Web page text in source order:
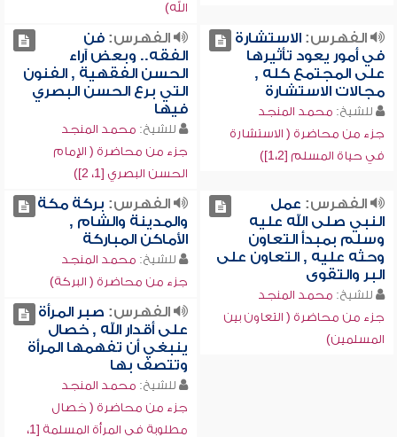
الله)
الفهرس:الاستشارة
في أمور يعود تأثيرها
على المجتمع كله ,
مجالات الاستشارة
للشيخ: محمد المنجد
جزء من محاضرة ( الاستشارة
في حياة المسلم [1،2])
الفهرس:فن
الفقه.. وبعض آراء
الحسن الفقهية , الفنون
التي برع الحسن البصري
فيها
للشيخ: محمد المنجد
جزء من محاضرة ( الإمام
الحسن البصري [1، 2])
الفهرس: عمل
النبي صلى الله عليه
وسلم بمبدأ التعاون
وحثه عليه , التعاون على
البر والتقوى
للشيخ: محمد المنجد
جزء من محاضرة ( التعاون بين
المسلمين)
الفهرس: بركة مكة
والمدينة والشام ,
الأماكن المباركة
للشيخ: محمد المنجد
جزء من محاضرة ( البركة)
الفهرس: صبر المرأة
على أقدار الله , خصال
ينبغي أن تفهمها المرأة
وتتصف بها
للشيخ: محمد المنجد
جزء من محاضرة ( خصال
مطلوبة في المرأة المسلمة [1،